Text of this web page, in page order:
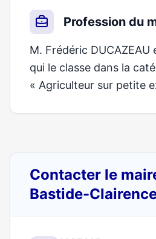
Profession du
M. Frédéric
qui le classe dans la
« Agriculteur sur petite
Contacter le
Bastide-